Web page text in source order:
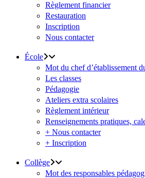
Règlement financier
Restauration
Inscription
Nous contacter
École
Mot du chef d’établissement
Les classes
Pédagogie
Ateliers extra scolaires
Règlement intérieur
Renseignements pratiques,
+ Nous contacter
+ Inscription
Collège
Mot des responsables